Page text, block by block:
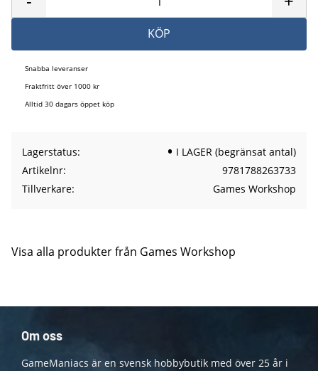
KÖP
Snabba leveranser
Fraktfritt över 1000 kr
Alltid 30 dagars öppet köp
Lagerstatus
I LAGER (begränsat antal)
Artikelnr
9781788263733
Tillverkare
Games Workshop
Visa alla produkter från Games Workshop
Om oss
GameManiacs är en svensk hobbybutik med över 25 år i